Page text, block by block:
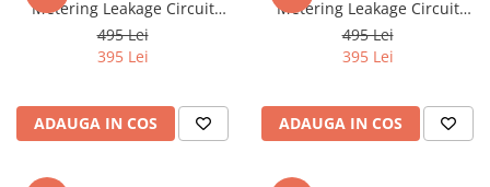
Metering Leakage Circuit
Breaker 2P 32A - Siguranta
automata inteligenta cu
495 Lei
395 Lei
ADAUGA IN COS
Metering Leakage Circuit
Breaker 2P 16A - Siguranta
automata inteligenta cu
495 Lei
395 Lei
ADAUGA IN COS